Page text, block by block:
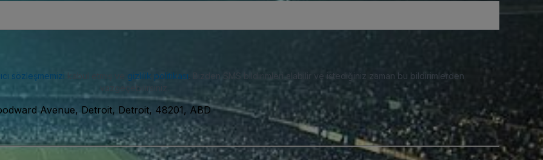
sözleşmemizi gizlilik politikası . Bizden SMS bildirimleri alabilir ve istediğiniz zaman bu bildirimlerden
vazgeçebilirsiniz.
Avenue, Detroit, Detroit, 48201, ABD